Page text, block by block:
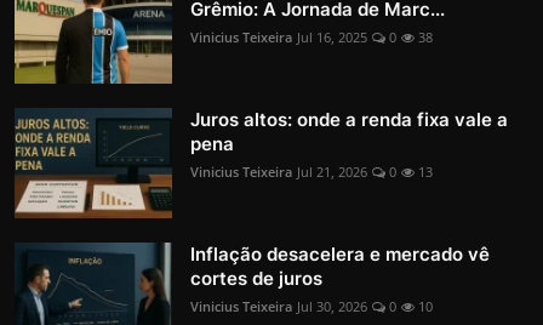
Grêmio: A Jornada de Marc...
Vinicius Teixeira Jul 16, 2025 0 38
Juros altos: onde a renda fixa vale a
pena
Vinicius Teixeira Jul 21, 2026 0 13
Inflação desacelera e mercado vê
cortes de juros
Vinicius Teixeira Jul 30, 2026 0 10